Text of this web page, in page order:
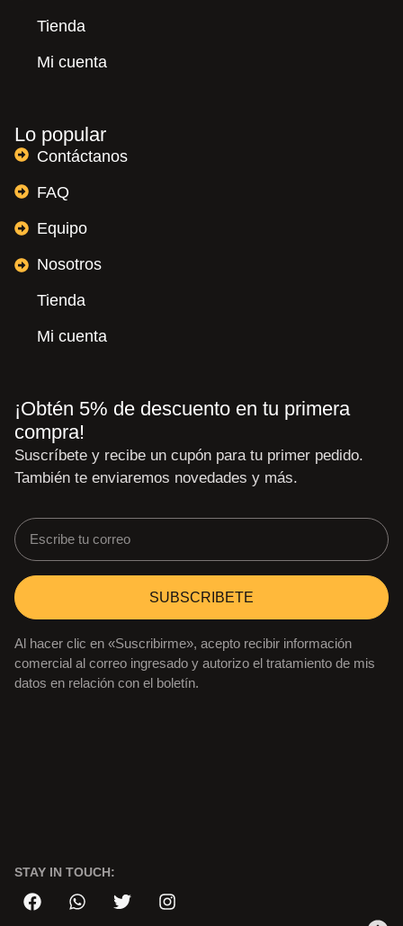
Tienda
Mi cuenta
Lo popular
Contáctanos
FAQ
Equipo
Nosotros
Tienda
Mi cuenta
¡Obtén 5% de descuento en tu primera
compra!
Suscríbete y recibe un cupón para tu primer pedido.
También te enviaremos novedades y más.
SUBSCRIBETE
Al hacer clic en «Suscribirme», acepto recibir información
comercial al correo ingresado y autorizo el tratamiento de mis
datos en relación con el boletín.
STAY IN TOUCH: